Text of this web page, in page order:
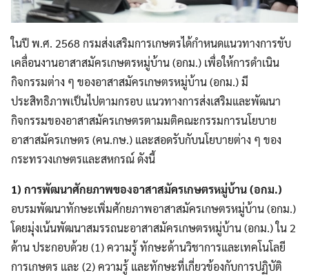
ในปี พ.ศ. 2568 กรมส่งเสริมการเกษตรได้กำหนดแนวทางการขับ
เคลื่อนงานอาสาสมัครเกษตรหมู่บ้าน (อกม.) เพื่อให้การดำเนิน
กิจกรรมต่าง ๆ ของอาสาสมัครเกษตรหมู่บ้าน (อกม.) มี
ประสิทธิภาพเป็นไปตามกรอบ แนวทางการส่งเสริมและพัฒนา
กิจกรรมของอาสาสมัครเกษตรตามมติคณะกรรมการนโยบาย
อาสาสมัครเกษตร (คน.กษ.) และสอดรับกับนโยบายต่าง ๆ ของ
กระทรวงเกษตรและสหกรณ์ ดังนี้
1) การพัฒนาศักยภาพของอาสาสมัครเกษตรหมู่บ้าน (อกม.)
อบรมพัฒนาทักษะเพิ่มศักยภาพอาสาสมัครเกษตรหมู่บ้าน (อกม.)
โดยมุ่งเน้นพัฒนาสมรรถนะอาสาสมัครเกษตรหมู่บ้าน (อกม.) ใน 2
ด้าน ประกอบด้วย (1) ความรู้ ทักษะด้านวิชาการและเทคโนโลยี
การเกษตร และ (2) ความรู้ และทักษะที่เกี่ยวข้องกับการปฏิบัติ